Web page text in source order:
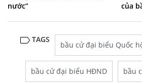
nước”
của
TAGS
bầu cử đại biểu Quốc
bầu cử đại biểu HĐND bầu